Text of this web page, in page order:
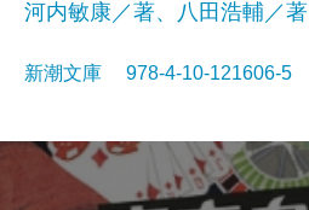
河内敏康／著、八田浩輔／著
新潮文庫 978-4-10-121606-